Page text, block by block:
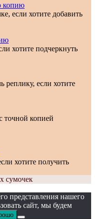
копию
если хотите добавить
хотите подчеркнуть
если хотите
точной копией
хотите получить
сумочек
представления нашего
сайт, мы будем